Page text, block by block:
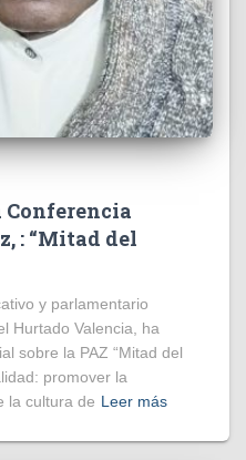
Conferencia
: “Mitad del
y parlamentario
Hurtado Valencia, ha
sobre la PAZ “Mitad del
promover la
la cultura de Leer más